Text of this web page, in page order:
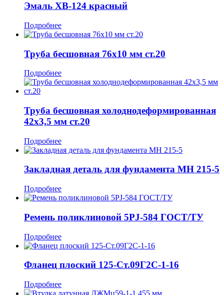
Эмаль ХВ-124 красный
Подробнее
Труба бесшовная 76x10 мм ст.20
Подробнее
Труба бесшовная холоднодеформированная
42x3,5 мм ст.20
Подробнее
Закладная деталь для фундамента МН 215-5
Подробнее
Ремень поликлиновой 5PJ-584 ГОСТ/ТУ
Подробнее
Фланец плоский 125-Ст.09Г2С-1-16
Подробнее